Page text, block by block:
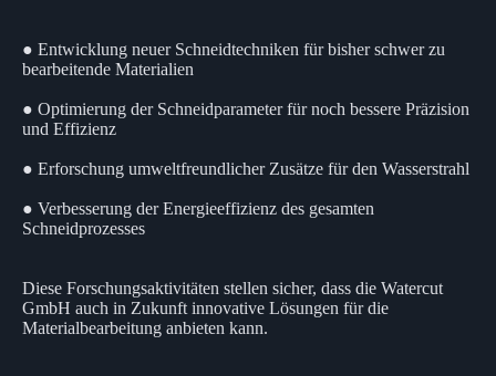
● Entwicklung neuer Schneidtechniken für bisher schwer zu
bearbeitende Materialien
● Optimierung der Schneidparameter für noch bessere Präzision
und Effizienz
● Erforschung umweltfreundlicher Zusätze für den Wasserstrahl
● Verbesserung der Energieeffizienz des gesamten
Schneidprozesses
Diese Forschungsaktivitäten stellen sicher, dass die Watercut
GmbH auch in Zukunft innovative Lösungen für die
Materialbearbeitung anbieten kann.